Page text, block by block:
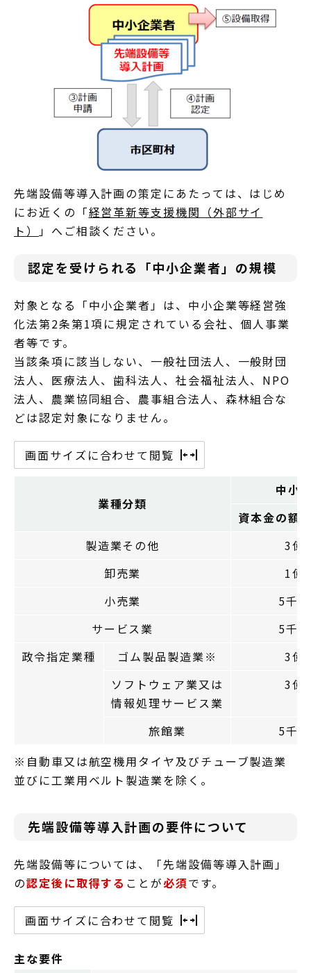
先端設備等導入計画の策定にあたっては、はじめ
にお近くの「経営革新等支援機関（外部サイ
ト） 」へご相談ください。
認定を受けられる「中小企業者」の規模
対象となる「中小企業者」は、中小企業等経営強
化法第2条第1項に規定されている会社、個人事業
者等です。
当該条項に該当しない、一般社団法人、一般財団
法人、医療法人、歯科法人、社会福祉法人、NPO
法人、農業協同組合、農事組合法人、森林組合な
どは認定対象になりません。
画面サイズに合わせて閲覧
業種分類
中小
資本金の額
製造業その他
3億
卸売業
1億
小売業
5千
サービス業
5千
政令指定業種
ゴム製品製造業※
3億
ソフトウェア業又は
情報処理サービス業
3億
旅館業
5千
※自動車又は航空機用タイヤ及びチューブ製造業
並びに工業用ベルト製造業を除く。
先端設備等導入計画の要件について
先端設備等については、「先端設備等導入計画」
の認定後に取得する ことが必須です。
画面サイズに合わせて閲覧
主な要件